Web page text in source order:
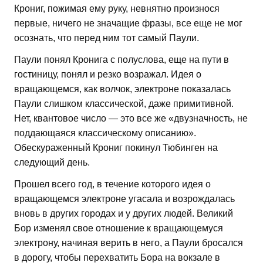
Крониг, пожимая ему руку, невнятно произнося
первые, ничего не значащие фразы, все еще не мог
осознать, что перед ним тот самый Паули.
Паули понял Кронига с полуслова, еще на пути в
гостиницу, понял и резко возражал. Идея о
вращающемся, как волчок, электроне показалась
Паули слишком классической, даже примитивной.
Нет, квантовое число — это все же «двузначность, не
поддающаяся классическому описанию».
Обескураженный Крониг покинул Тюбинген на
следующий день.
Прошел всего год, в течение которого идея о
вращающемся электроне угасала и возрождалась
вновь в других городах и у других людей. Великий
Бор изменял свое отношение к вращающемуся
электрону, начиная верить в него, а Паули бросался
в дорогу, чтобы перехватить Бора на вокзале в